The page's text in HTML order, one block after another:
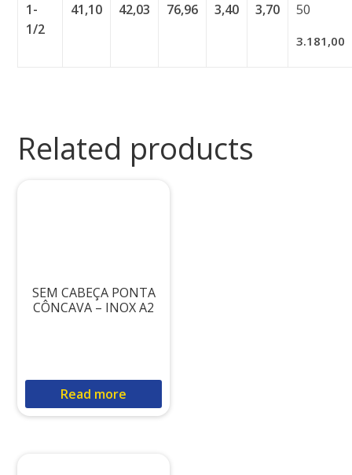
1-
1/2
41,10 42,03 76,96 3,40 3,70 50
3.181,00
Related products
SEM CABEÇA PONTA
CÔNCAVA – INOX A2
Read more